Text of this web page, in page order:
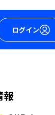
ログイン
報